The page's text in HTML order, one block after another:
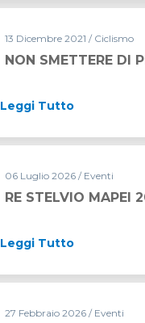
13 Dicembre 2021 / Ciclismo
NON SMETTERE DI
Leggi Tutto
06 Luglio 2026 / Eventi
RE STELVIO MAPEI
Leggi Tutto
27 Febbraio 2026 / Eventi